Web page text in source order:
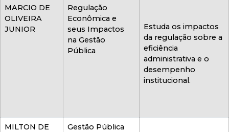
MARCIO DE
OLIVEIRA
JUNIOR
Regulação
Econômica e
seus Impactos
na Gestão
Pública
Estuda os impactos
da regulação sobre a
eficiência
administrativa e o
desempenho
institucional.
MILTON DE
Gestão Pública